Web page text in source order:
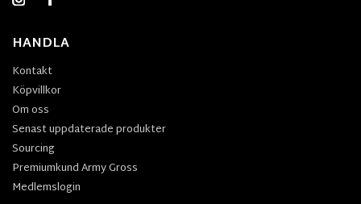
HANDLA
Kontakt
Köpvillkor
Om oss
Senast uppdaterade produkter
Sourcing
Premiumkund Army Gross
Medlemslogin